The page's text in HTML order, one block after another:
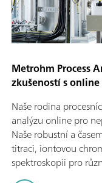
Metrohm Process
zkušeností s
Naše rodina
analýzu online pro
Naše robustní a
titraci, iontovou
spektroskopii pro